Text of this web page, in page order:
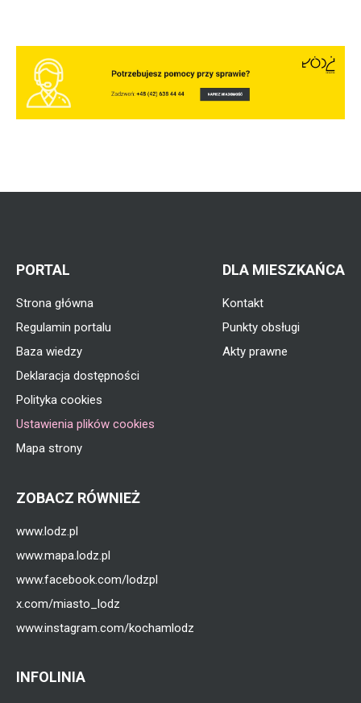
PORTAL
Strona główna
Regulamin portalu
Baza wiedzy
Deklaracja dostępności
Polityka cookies
Ustawienia plików cookies
Mapa strony
DLA MIESZKAŃCA
Kontakt
Punkty obsługi
Akty prawne
ZOBACZ RÓWNIEŻ
www.lodz.pl
www.mapa.lodz.pl
www.facebook.com/lodzpl
x.com/miasto_lodz
www.instagram.com/kochamlodz
INFOLINIA